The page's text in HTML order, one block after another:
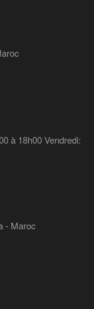
à 18h00 Vendredi:
- Maroc